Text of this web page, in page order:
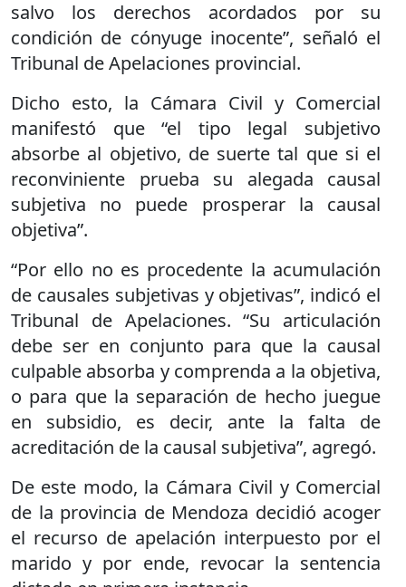
salvo los derechos acordados por su
condición de cónyuge inocente”, señaló el
Tribunal de Apelaciones provincial.
Dicho esto, la Cámara Civil y Comercial
manifestó que “el tipo legal subjetivo
absorbe al objetivo, de suerte tal que si el
reconviniente prueba su alegada causal
subjetiva no puede prosperar la causal
objetiva”.
“Por ello no es procedente la acumulación
de causales subjetivas y objetivas”, indicó el
Tribunal de Apelaciones. “Su articulación
debe ser en conjunto para que la causal
culpable absorba y comprenda a la objetiva,
o para que la separación de hecho juegue
en subsidio, es decir, ante la falta de
acreditación de la causal subjetiva”, agregó.
De este modo, la Cámara Civil y Comercial
de la provincia de Mendoza decidió acoger
el recurso de apelación interpuesto por el
marido y por ende, revocar la sentencia